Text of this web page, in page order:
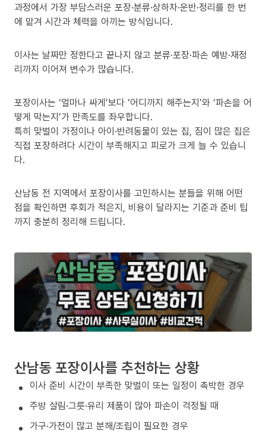
과정에서 가장 부담스러운 포장·분류·상하차·운반·정리를 한 번
에 맡겨 시간과 체력을 아끼는 방식입니다.
이사는 날짜만 정한다고 끝나지 않고 분류·포장·파손 예방·재정
리까지 이어져 변수가 많습니다.
포장이사는 ‘얼마나 싸게’보다 ‘어디까지 해주는지’와 ‘파손을 어
떻게 막는지’가 만족도를 좌우합니다.
특히 맞벌이 가정이나 아이·반려동물이 있는 집, 짐이 많은 집은
직접 포장하려다 시간이 부족해지고 피로가 크게 늘 수 있습니
다.
산남동 전 지역에서 포장이사를 고민하시는 분들을 위해 어떤
점을 확인하면 후회가 적은지, 비용이 달라지는 기준과 준비 팁
까지 충분히 정리해 드립니다.
산남동 포장이사를 추천하는 상황
이사 준비 시간이 부족한 맞벌이 또는 일정이 촉박한 경우
주방 살림·그릇·유리 제품이 많아 파손이 걱정될 때
가구·가전이 많고 분해/조립이 필요한 경우